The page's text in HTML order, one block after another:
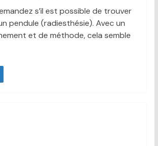
s’il est possible de trouver
pendule (radiesthésie). Avec un
et de méthode, cela semble